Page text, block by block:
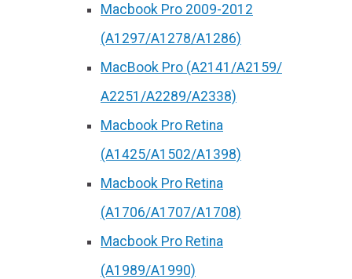
Macbook Pro 2009-2012
(A1297/A1278/A1286)
MacBook Pro (А2141/А2159/
А2251/A2289/A2338)
Macbook Pro Retina
(А1425/A1502/A1398)
Macbook Pro Retina
(А1706/A1707/A1708)
Macbook Pro Retina
(А1989/A1990)